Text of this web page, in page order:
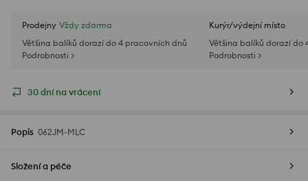
Prodejny Vždy zdarma
Většina balíků dorazí do 4 pracovních dnů
Podrobnosti >
Kurýr/výdejní místo
Většina balíků dorazí do
Podrobnosti >
30 dní na vrácení
Popis 062JM-MLC
Složení a péče